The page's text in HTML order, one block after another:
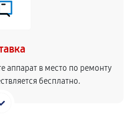
аппарат в место по ремонту
бесплатно.